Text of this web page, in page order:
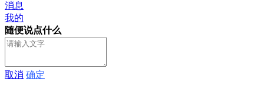
消息
我的
随便说点什么
取消 确定